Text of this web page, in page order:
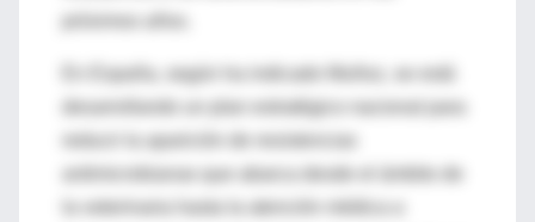
En España, según ha indicado Muñoz, se está
desarrollando un plan estratégico nacional para
reducir la aparición de resistencias